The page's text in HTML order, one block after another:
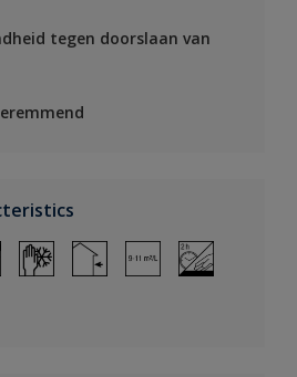
tegen doorslaan van